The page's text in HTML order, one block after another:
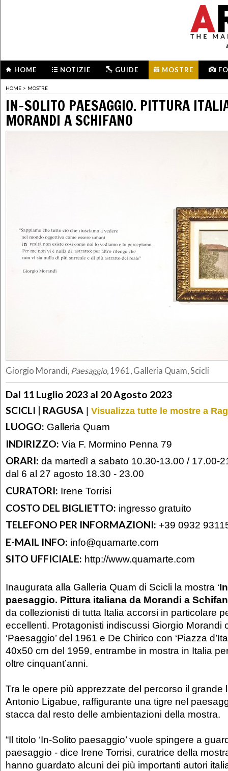
HOME NOTIZIE GUIDE MOSTRE
HOME > MOSTRE
IN-SOLITO PAESAGGIO. PITTURA
MORANDI A SCHIFANO
Giorgio Morandi, Paesaggio, 1961, Galleria Quam, Scicli
Dal 11 Luglio 2023 al 20 Agosto 2023
SCICLI | RAGUSA | Visualizza tutte le mostre a
LUOGO: Galleria Quam
INDIRIZZO: Via F. Mormino Penna 79
ORARI: da martedì a sabato 10.30-13.00 / 17.00-
dal 6 al 27 agosto 18.30 - 23.00
CURATORI: Irene Torrisi
COSTO DEL BIGLIETTO: ingresso gratuito
TELEFONO PER INFORMAZIONI: +39 0932
E-MAIL INFO: info@quamarte.com
SITO UFFICIALE: http://www.quamarte.com
Inaugurata alla Galleria Quam di Scicli la mostra ‘
paesaggio. Pittura italiana da Morandi a
da collezionisti di tutta Italia accorsi in particolare
eccellenti. Protagonisti indiscussi Giorgio Morandi
‘Paesaggio’ del 1961 e De Chirico con ‘Piazza
40x50 cm del 1959, entrambe in mostra in Italia
oltre cinquant’anni.
Tra le opere più apprezzate del percorso il grande
Antonio Ligabue, raffigurante una tigre nel
stacca dal resto delle ambientazioni della mostra.
“Il titolo ‘In-Solito paesaggio’ vuole spingere a
paesaggio - dice Irene Torrisi, curatrice della
hanno guardato alcuni dei più importanti autori